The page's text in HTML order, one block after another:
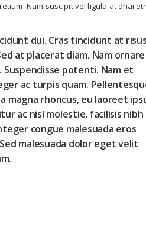
Nam suscipit vel ligula at
dui. Cras tincidunt at
at placerat diam. Nam ornare
potenti. Nam et
ac turpis quam.
magna rhoncus, eu laoreet
ac nisl molestie, facilisis nibh
congue malesuada eros
malesuada dolor eget velit